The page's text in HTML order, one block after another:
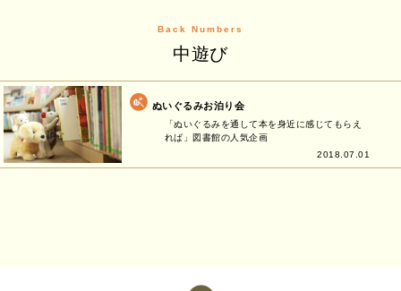
Back Numbers
中遊び
ぬいぐるみお泊り会
「ぬいぐるみを通して本を身近に感じてもらえ
れば」図書館の人気企画
2018.07.01